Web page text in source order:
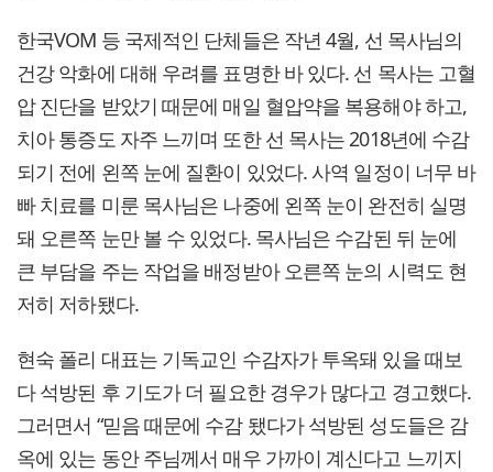
한국VOM 등 국제적인 단체들은 작년 4월, 선 목사님의
건강 악화에 대해 우려를 표명한 바 있다. 선 목사는 고혈
압 진단을 받았기 때문에 매일 혈압약을 복용해야 하고,
치아 통증도 자주 느끼며 또한 선 목사는 2018년에 수감
되기 전에 왼쪽 눈에 질환이 있었다. 사역 일정이 너무 바
빠 치료를 미룬 목사님은 나중에 왼쪽 눈이 완전히 실명
돼 오른쪽 눈만 볼 수 있었다. 목사님은 수감된 뒤 눈에
큰 부담을 주는 작업을 배정받아 오른쪽 눈의 시력도 현
저히 저하됐다.
현숙 폴리 대표는 기독교인 수감자가 투옥돼 있을 때보
다 석방된 후 기도가 더 필요한 경우가 많다고 경고했다.
그러면서 “믿음 때문에 수감 됐다가 석방된 성도들은 감
옥에 있는 동안 주님께서 매우 가까이 계신다고 느끼지